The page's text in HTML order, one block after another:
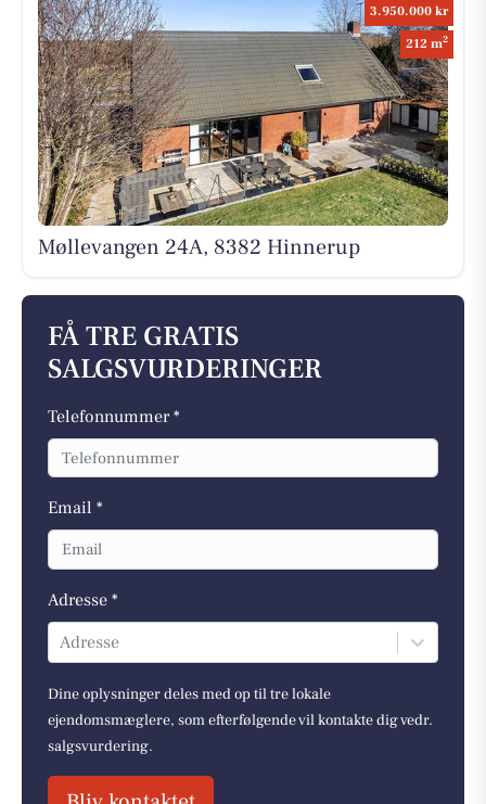
3.950.000 kr
212 m2
Møllevangen 24A, 8382 Hinnerup
FÅ TRE GRATIS
SALGSVURDERINGER
Telefonnummer *
Email *
Adresse *
Adresse
Dine oplysninger deles med op til tre lokale
ejendomsmæglere, som efterfølgende vil kontakte dig vedr.
salgsvurdering.